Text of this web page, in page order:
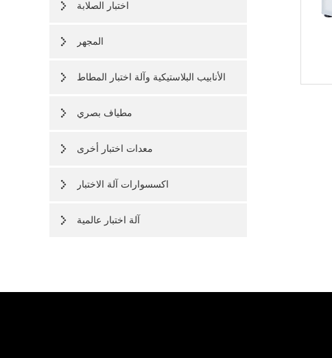
اختبار الصلابة
المجهر
الأنابيب البلاستيكية وآلة اختبار المطاط
مطياف بصري
معدات اختبار أخرى
اكسسوارات آلة الاختبار
آلة اختبار عالمية